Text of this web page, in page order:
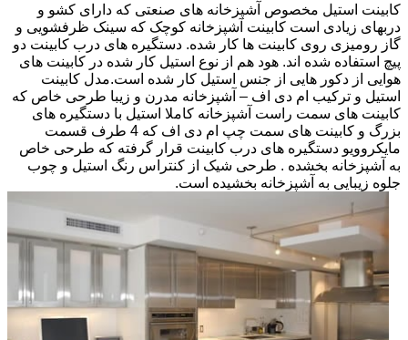
کابینت استیل مخصوص آشپزخانه های صنعتی که دارای کشو و
دربهای زیادی است کابینت آشپزخانه کوچک که سینک ظرفشویی و
گاز رومیزی روی کابینت ها کار شده. دستگیره های درب کابینت دو
پیچ استفاده شده اند. هود هم از نوع استیل کار شده در کابینت های
هوایی از دکور هایی از جنس استیل کار شده است.مدل کابینت
استیل و ترکیب ام دی اف – آشپزخانه مدرن و زیبا طرحی خاص که
کابینت های سمت راست آشپزخانه کاملا استیل با دستگیره های
بزرگ و کابینت های سمت چپ ام دی اف که 4 طرف قسمت
مایکروویو دستگیره های درب کابینت قرار گرفته که طرحی خاص
به آشپزخانه بخشده . طرحی شیک از کنتراس رنگ استیل و چوب
جلوه زیبایی به آشپزخانه بخشیده است.